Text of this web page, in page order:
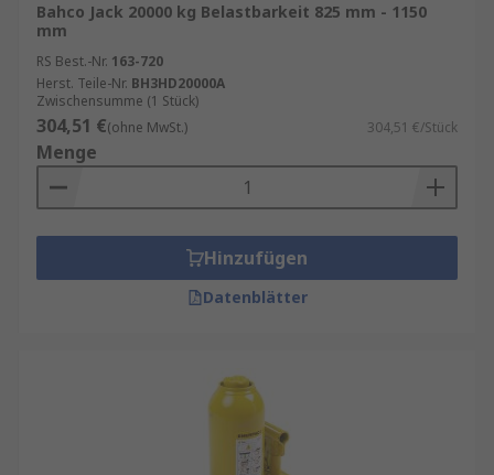
Bahco Jack 20000 kg Belastbarkeit 825 mm - 1150
mm
RS Best.-Nr. 163-720
Herst. Teile-Nr. BH3HD20000A
Zwischensumme (1 Stück)
304,51 €(ohne MwSt.) 304,51 €/Stück
Menge
Hinzufügen
Datenblätter